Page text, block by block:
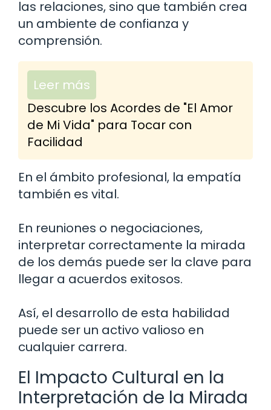
las relaciones, sino que también crea
un ambiente de confianza y
comprensión.
Leer más
Descubre los Acordes de "El Amor
de Mi Vida" para Tocar con
Facilidad
En el ámbito profesional, la empatía
también es vital.
En reuniones o negociaciones,
interpretar correctamente la mirada
de los demás puede ser la clave para
llegar a acuerdos exitosos.
Así, el desarrollo de esta habilidad
puede ser un activo valioso en
cualquier carrera.
El Impacto Cultural en la
Interpretación de la Mirada